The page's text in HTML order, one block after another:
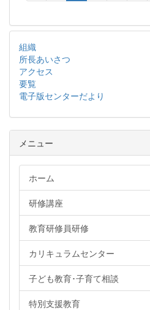
組織
所長あいさつ
アクセス
要覧
電子版センターだより
メニュー
ホーム
研修講座
教育研修員研修
カリキュラムセンター
子ども教育･子育て相談
特別支援教育